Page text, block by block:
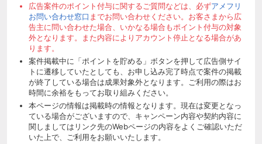
広告案件のポイント付与に関するご質問などは、必ずアメフリ
お問い合わせ窓口 までお問い合わせください。お客さまから広
告主に問い合わせた場合、いかなる場合もポイント付与の対象
外となります。また内容によりアカウント停止となる場合があ
ります。
案件掲載中に「ポイントを貯める」ボタンを押して広告側サイ
トに遷移していたとしても、お申し込み完了時点で案件の掲載
が終了している場合は成果対象外となります。ご利用の際はお
時間に余裕をもってお取り組みください。
本ページの情報は掲載時の情報となります。現在は変更となっ
ている場合がございますので、キャンペーン内容や契約内容に
関しましてはリンク先のWebページの内容をよくご確認いただ
いた上で、ご利用をお願いいたします。